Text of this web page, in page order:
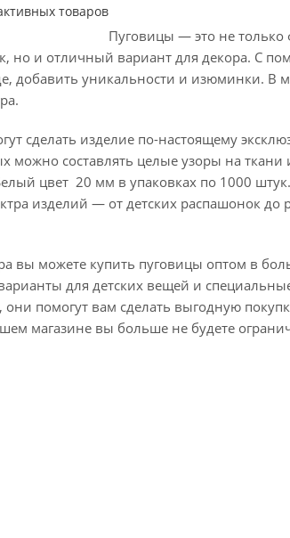
товаров
Пуговицы — это не
но и отличный вариант для декора. С
добавить уникальности и изюминки. В
сделать изделие по-настоящему
можно составлять целые узоры на
цвет 20 мм в упаковках по 1000
изделий — от детских распашонок до
вы можете купить пуговицы оптом в
для детских вещей и
помогут вам сделать выгодную
магазине вы больше не будете